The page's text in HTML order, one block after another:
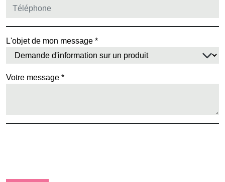
L'objet de mon message *
Votre message *